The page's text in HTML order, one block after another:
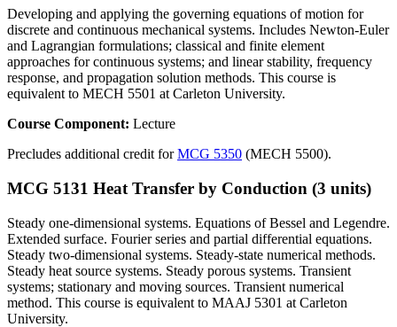
Developing and applying the governing equations of motion for
discrete and continuous mechanical systems. Includes Newton-Euler
and Lagrangian formulations; classical and finite element
approaches for continuous systems; and linear stability, frequency
response, and propagation solution methods. This course is
equivalent to MECH 5501 at Carleton University.
Course Component: Lecture
Precludes additional credit forMCG 5350 (MECH 5500).
MCG 5131 Heat Transfer by Conduction (3 units)
Steady one-dimensional systems. Equations of Bessel and Legendre.
Extended surface. Fourier series and partial differential equations.
Steady two-dimensional systems. Steady-state numerical methods.
Steady heat source systems. Steady porous systems. Transient
systems; stationary and moving sources. Transient numerical
method. This course is equivalent to MAAJ 5301 at Carleton
University.